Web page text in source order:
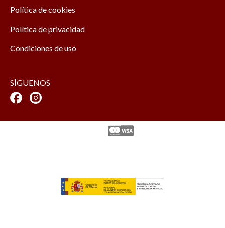
Política de cookies
Política de privacidad
Condiciones de uso
SÍGUENOS